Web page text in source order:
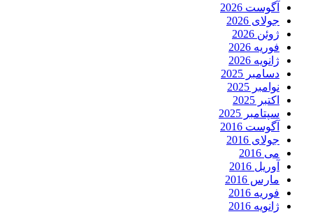
آگوست 2026
جولای 2026
ژوئن 2026
فوریه 2026
ژانویه 2026
دسامبر 2025
نوامبر 2025
اکتبر 2025
سپتامبر 2025
آگوست 2016
جولای 2016
می 2016
آوریل 2016
مارس 2016
فوریه 2016
ژانویه 2016